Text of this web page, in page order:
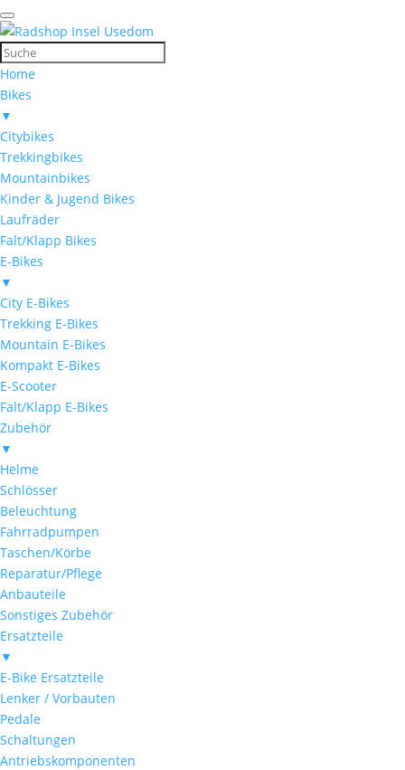
Home
Bikes
▼
Citybikes
Trekkingbikes
Mountainbikes
Kinder & Jugend Bikes
Laufräder
Falt/Klapp Bikes
E-Bikes
▼
City E-Bikes
Trekking E-Bikes
Mountain E-Bikes
Kompakt E-Bikes
E-Scooter
Falt/Klapp E-Bikes
Zubehör
▼
Helme
Schlösser
Beleuchtung
Fahrradpumpen
Taschen/Körbe
Reparatur/Pflege
Anbauteile
Sonstiges Zubehör
Ersatzteile
▼
E-Bike Ersatzteile
Lenker / Vorbauten
Pedale
Schaltungen
Antriebskomponenten